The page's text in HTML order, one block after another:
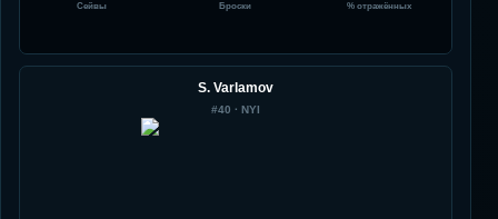
Сейвы Броски % отражённых
S. Varlamov
#40 · NYI